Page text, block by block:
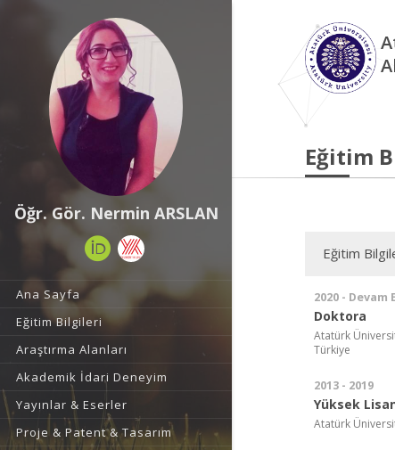
Öğr. Gör. Nermin ARSLAN
Ana Sayfa
Eğitim Bilgileri
Araştırma Alanları
Akademik İdari Deneyim
Yayınlar & Eserler
Proje & Patent & Tasarım
Eğitim
Eğitim
2020 - Devam
Doktora
Atatürk
Türkiye
2013 - 2019
Yüksek
Atatürk